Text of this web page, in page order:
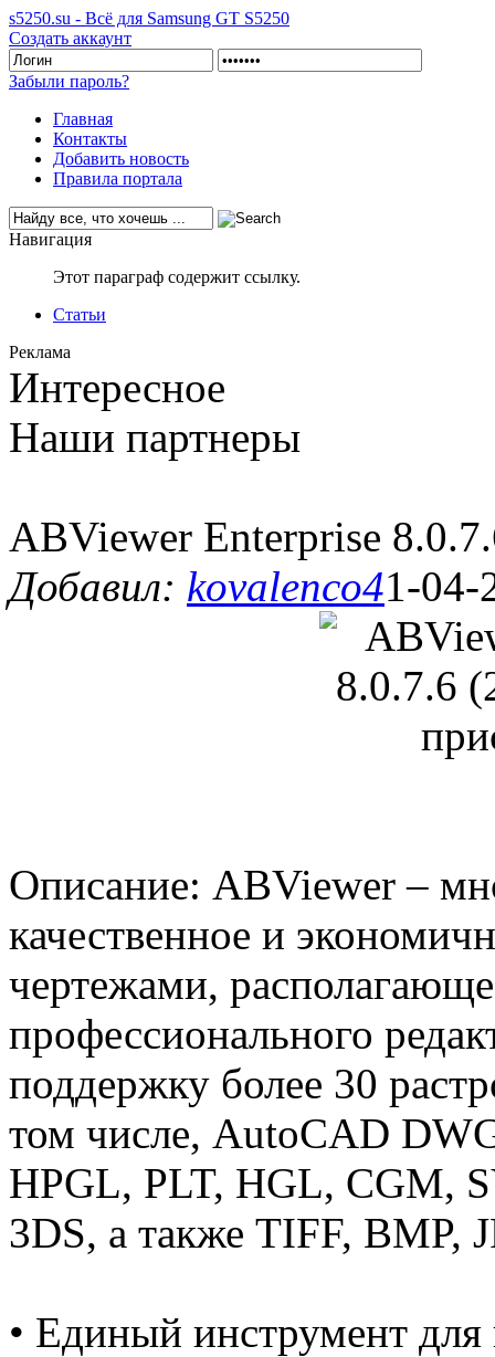
s5250.su - Всё для Samsung GT S5250
Создать аккаунт
Забыли пароль?
Главная
Контакты
Добавить новость
Правила портала
Навигация
Этот параграф содержит ссылку.
Статьи
Реклама
Интересное
Наши партнеры
ABViewer Enterprise
Добавил: kovalenco41-04-
Описание: ABViewer –
качественное и
чертежами,
профессионального
поддержку более 30
том числе, AutoCAD
HPGL, PLT, HGL, CGM,
3DS, а также TIFF, BMP,
• Единый инструмент для